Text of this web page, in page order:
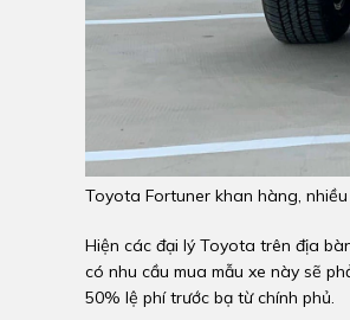
Toyota Fortuner khan hàng,
Hiện các đại lý Toyota trên địa
có nhu cầu mua mẫu xe này sẽ
50% lệ phí trước bạ từ chính phủ.